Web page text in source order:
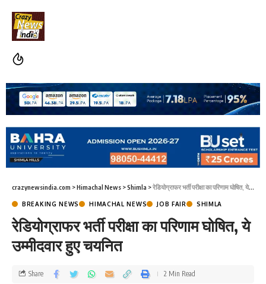
crazynewsindia.com >Himachal News >Shimla >रेडियोग्राफर भर्ती परीक्षा का परिणाम घोषित, ये उम्मीदवार हुए चयनित
BREAKING NEWS HIMACHAL NEWS JOB FAIR SHIMLA
रेडियोग्राफर भर्ती परीक्षा का परिणाम घोषित, ये
उम्मीदवार हुए चयनित
Share 2 Min Read